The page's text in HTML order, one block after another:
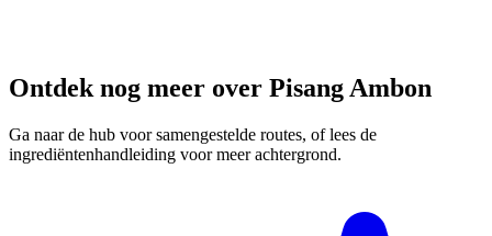
Ontdek nog meer over Pisang Ambon
Ga naar de hub voor samengestelde routes, of lees de
ingrediëntenhandleiding voor meer achtergrond.